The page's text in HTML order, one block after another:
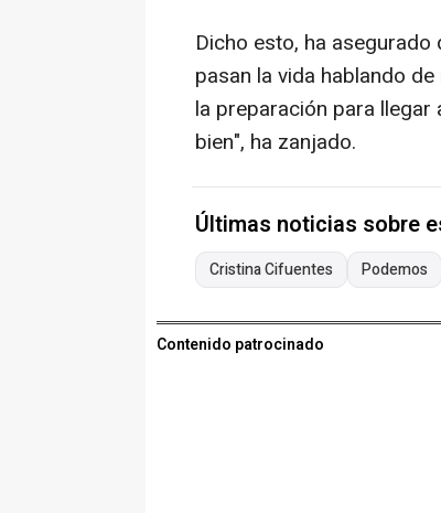
Dicho esto, ha
pasan la vida hablando
la preparación para
bien", ha zanjado.
Últimas noticias sobre
Cristina Cifuentes Podemos
Contenido patrocinado